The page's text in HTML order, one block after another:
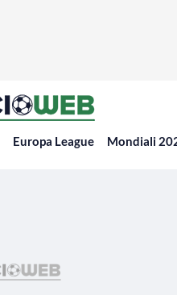
Europa League Mondiali